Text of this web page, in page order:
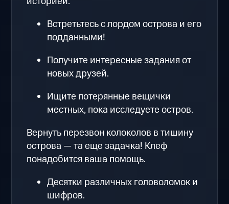
Встретьтесь с лордом острова и его
подданными!
Получите интересные задания от
новых друзей.
Ищите потерянные вещички
местных, пока исследуете остров.
Вернуть перезвон колоколов в тишину
острова — та еще задачка! Клеф
понадобится ваша помощь.
Десятки различных головоломок и
шифров.